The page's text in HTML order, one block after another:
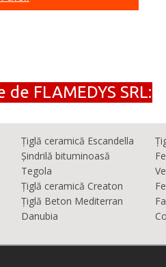
FLAMEDYS SRL:
Țiglă ceramică Escandella
Șindrilă bituminoasă
Tegola
Țiglă ceramică Creaton
Țiglă Beton Mediterran
Danubia